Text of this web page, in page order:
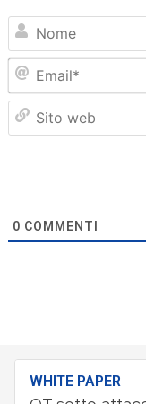
0 COMMENTI
WHITE PAPER